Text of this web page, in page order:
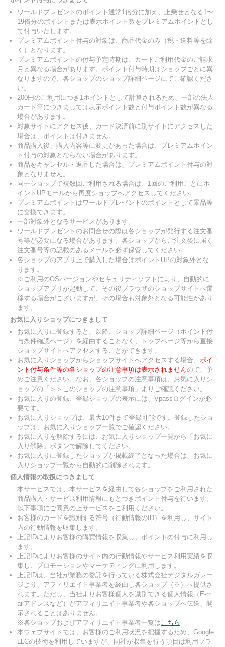
ワールドプレゼントのポイント通常1倍分に加え、上乗せとなる1〜
19倍分のポイントまたは表示ポイント数をプレミアムポイントとし
て付与いたします。
プレミアムポイント付与の対象は、商品代金のみ（税・送料等を除
く）となります。
プレミアムポイントの付与予定時期は、カードご利用代金のご請求
月と異なる場合があります。ポイント付与時期はショップごとに異
なりますので、各ショップのショップ詳細ページにてご確認くださ
い。
200円のご利用につき1ポイントとして計算されるため、一部の法人
カード等につきましては表示ポイント数と付与ポイント数が異なる
場合があります。
対象サイトにアクセス後、カード決済前に別サイトにアクセスした
場合は、ポイントは付きません。
商品購入後、購入内容等に変更があった場合は、プレミアムポイン
ト付与の対象とならない場合があります。
商品をキャンセル・返品した場合は、プレミアムポイント付与の対
象となりません。
同一ショップで複数回ご利用される場合は、1回のご利用ごとにポ
イントUPモールから再度ショップへアクセスしてください。
プレミアムポイントはワールドプレゼントのポイントとして景品等
に交換できます。
一部対象外となるサービスがあります。
ワールドプレゼントのお問合せの際は各ショップが発行する注文番
号等が必要になる場合があります。各ショップからご注文後に届く
注文番号等の記載のあるメールを必ず保管してください。
各ショップのアプリ上で購入した場合はポイントUPの対象外とな
ります。
※ご利用のOSバージョンやセキュリティソフトにより、自動的に
ショップアプリが起動して、その後ブラウザのショップサイトへ遷
移する場合がございますが、その場合も対象外となる可能性があり
ます。
お気に入りショップにつきまして
お気に入りに登録すると、以降、ショップ詳細ページ（ポイント付
与条件確認ページ）を経由することなく、トップページ等から直接
ショップサイトへアクセスすることができます。
お気に入りショップからショップサイトへアクセスする場合、 ポイ
ント付与条件等の各ショップの注意事項は表示されませんので、予
めご注意ください。なお、各ショップの注意事項は、お気に入りシ
ョップの「＞＞このショップの注意事項」よりご確認ください。
お気に入りの登録、登録ショップの表示には、Vpassログインが必
要です。
お気に入りショップは、最大10件まで登録可能です。登録したショ
ップは、お気に入りショップ一覧でご確認ください。
お気に入りを解除するには、お気に入りショップ一覧から「お気に
入り解除」ボタンで解除してください。
お気に入りに登録したショップが掲載終了となった場合は、お気に
入りショップ一覧から自動的に削除されます。
個人情報の取扱につきまして
本サービスでは、本サービスを経由して各ショップをご利用された
商品購入・サービス利用情報にもとづきポイント付与を行います。
以下事項にご同意の上サービスをご利用ください。
お客様のカードを識別する符号（行動情報のID）を利用し、サイト
内の行動情報を収集します。
上記IDによりお客様の購買情報を収集し、ポイントの付与に利用し
ます。
上記IDによりお客様のサイト内の行動情報やサービス利用実績を収
集し、プロモーションやマーケティングに利用します。
上記IDは、当社が業務の委託を行っている株式会社デジタルガレー
ジより、アフィリエイト事業者を経由し各ショップ（※）へ提供さ
れます。ただし、当社よりお客様個人を識別できる個人情報（E-m
ailアドレスなど）がアフィリエイト事業者や各ショップへ伝送、開
示されることはありません。
※各ショップおよびアフィリエイト事業者一覧はこちら
本ウェブサイトでは、お客様のご利用状況を把握するため、Google
LLCの技術を利用していますが、同社が収集を行う項目は利用ブラ